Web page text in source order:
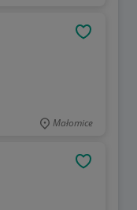
Małomice